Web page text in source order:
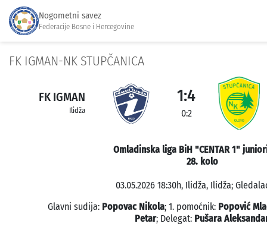
Nogometni savez
Federacije Bosne i Hercegovine
FK IGMAN-NK STUPČANICA
FK IGMAN
Ilidža
1:4
0:2
Omladinska liga BiH "CENTAR 1"
28. kolo
03.05.2026 18:30h, Ilidža, Ilidža;
Glavni sudija: Popovac Nikola; 1. pomoćnik: Popović
Petar; Delegat: Pušara